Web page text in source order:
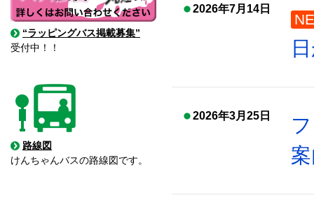
“ラッピングバス掲載募集”
受付中！！
路線図
けんちゃんバスの路線図です。
2026年7月14日
2026年3月25日